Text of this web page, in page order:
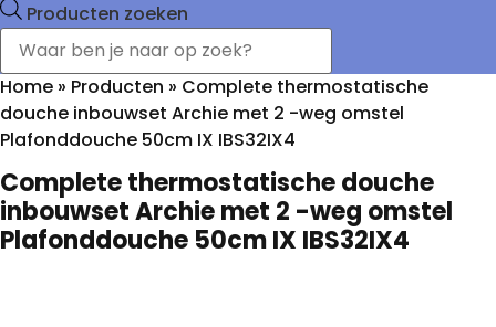
Producten zoeken
Home » Producten » Complete thermostatische
douche inbouwset Archie met 2 -weg omstel
Plafonddouche 50cm IX IBS32IX4
Complete thermostatische douche
inbouwset Archie met 2 -weg omstel
Plafonddouche 50cm IX IBS32IX4